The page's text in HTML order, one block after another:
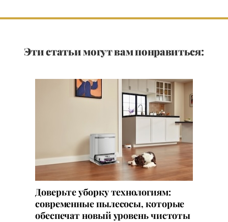
Эти статьи могут вам понравиться:
Доверьте уборку технологиям:
современные пылесосы, которые
обеспечат новый уровень чистоты